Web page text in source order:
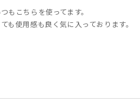
もこちらを使ってます。
ても使用感も良く気に入っております。